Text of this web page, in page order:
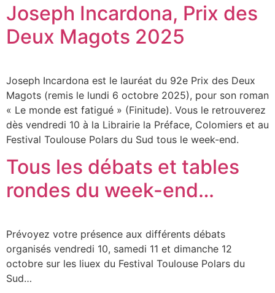
Joseph Incardona, Prix des
Deux Magots 2025
Joseph Incardona est le lauréat du 92e Prix des Deux
Magots (remis le lundi 6 octobre 2025), pour son roman
« Le monde est fatigué » (Finitude). Vous le retrouverez
dès vendredi 10 à la Librairie la Préface, Colomiers et au
Festival Toulouse Polars du Sud tous le week-end.
Tous les débats et tables
rondes du week-end…
Prévoyez votre présence aux différents débats
organisés vendredi 10, samedi 11 et dimanche 12
octobre sur les liuex du Festival Toulouse Polars du
Sud…